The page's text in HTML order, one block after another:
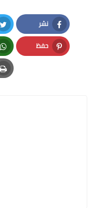
نشر
Facebook
حفظ
Pinterest